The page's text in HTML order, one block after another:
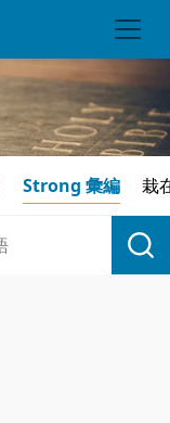
Strong 彙編 栽